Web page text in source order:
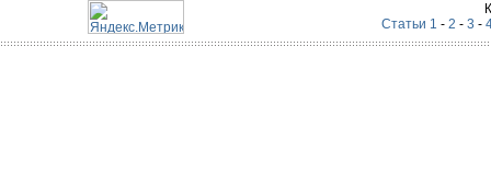
Статьи 1 - 2 - 3 -